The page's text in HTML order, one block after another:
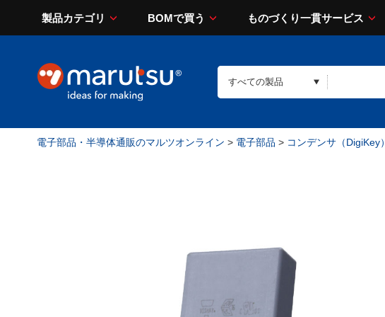
製品カテゴリ BOMで買う ものづくり一貫サービス
電子部品・半導体通販のマルツオンライン > 電子部品 > コンデンサ（DigiKey）